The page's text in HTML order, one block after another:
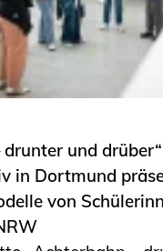
drunter und
in Dortmund
von